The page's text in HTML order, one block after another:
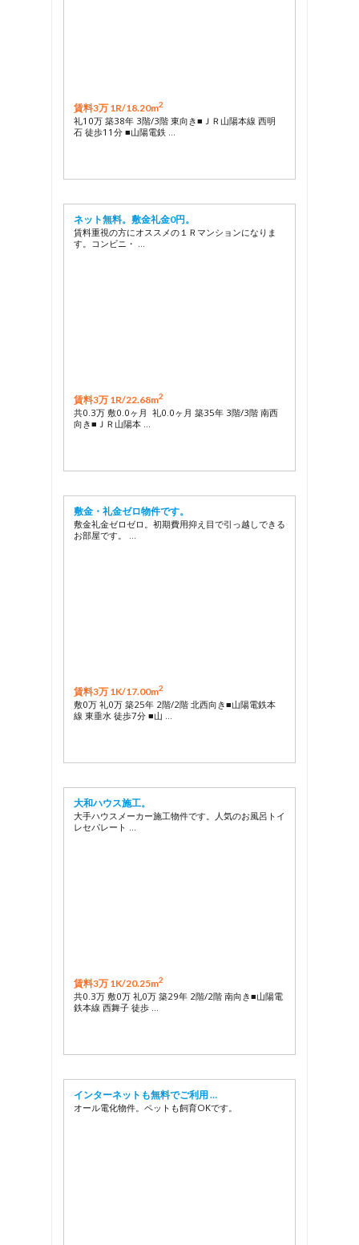
賃料3万 1R/18.20m2
礼10万 築38年 3階/3階 東向き■ＪＲ山陽本線 西明
石 徒歩11分 ■山陽電鉄 …
ネット無料。敷金礼金0円。
賃料重視の方にオススメの１Ｒマンションになりま
す。コンビニ・ …
賃料3万 1R/22.68m2
共0.3万 敷0.0ヶ月 礼0.0ヶ月 築35年 3階/3階 南西
向き■ＪＲ山陽本 …
敷金・礼金ゼロ物件です。
敷金礼金ゼロゼロ。初期費用抑え目で引っ越しできる
お部屋です。 …
賃料3万 1K/17.00m2
敷0万 礼0万 築25年 2階/2階 北西向き■山陽電鉄本
線 東垂水 徒歩7分 ■山 …
大和ハウス施工。
大手ハウスメーカー施工物件です。人気のお風呂トイ
レセパレート …
賃料3万 1K/20.25m2
共0.3万 敷0万 礼0万 築29年 2階/2階 南向き■山陽電
鉄本線 西舞子 徒歩 …
インターネットも無料でご利用 …
オール電化物件。ペットも飼育OKです。